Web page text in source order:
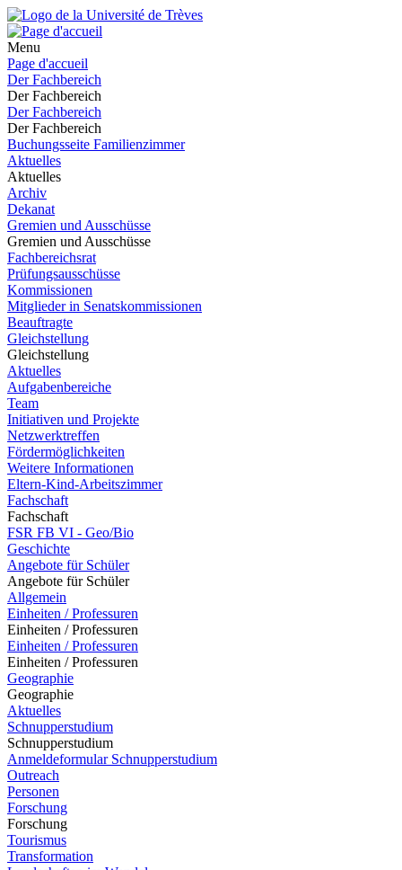
Menu
Page d'accueil
Der Fachbereich
Der Fachbereich
Der Fachbereich
Der Fachbereich
Buchungsseite Familienzimmer
Aktuelles
Aktuelles
Archiv
Dekanat
Gremien und Ausschüsse
Gremien und Ausschüsse
Fachbereichsrat
Prüfungsausschüsse
Kommissionen
Mitglieder in Senatskommissionen
Beauftragte
Gleichstellung
Gleichstellung
Aktuelles
Aufgabenbereiche
Team
Initiativen und Projekte
Netzwerktreffen
Fördermöglichkeiten
Weitere Informationen
Eltern-Kind-Arbeitszimmer
Fachschaft
Fachschaft
FSR FB VI - Geo/Bio
Geschichte
Angebote für Schüler
Angebote für Schüler
Allgemein
Einheiten / Professuren
Einheiten / Professuren
Einheiten / Professuren
Einheiten / Professuren
Geographie
Geographie
Aktuelles
Schnupperstudium
Schnupperstudium
Anmeldeformular Schnupperstudium
Outreach
Personen
Forschung
Forschung
Tourismus
Transformation